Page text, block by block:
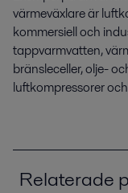
värmeväxlare är
kommersiell och
tappvarmvatten,
bränsleceller, olje-
luftkompressorer
Relaterade